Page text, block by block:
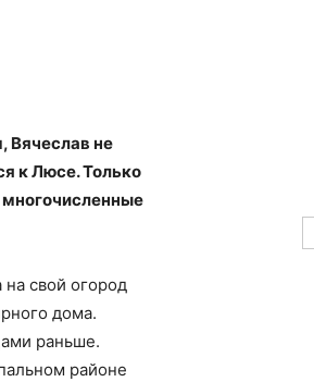
Вячеслав не
к Люсе. Только
свой огород
дома.
раньше.
районе